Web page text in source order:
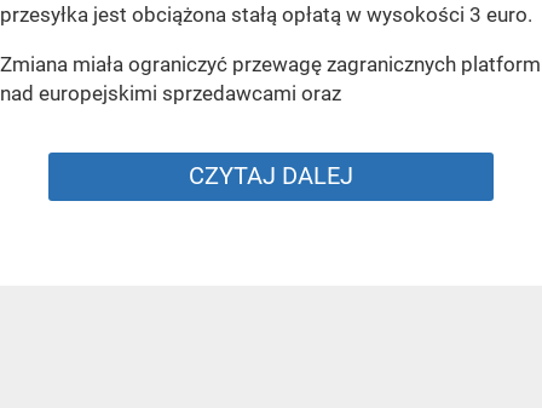
przesyłka jest obciążona stałą opłatą w wysokości 3 euro.
Zmiana miała ograniczyć przewagę zagranicznych platform
nad europejskimi sprzedawcami oraz
CZYTAJ DALEJ